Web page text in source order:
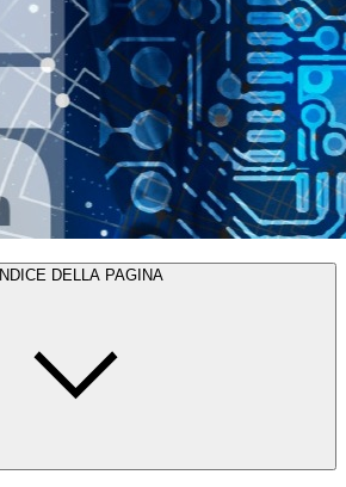
INDICE DELLA PAGINA